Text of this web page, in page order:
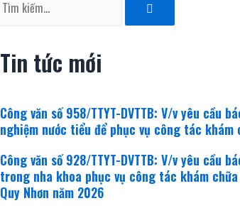
kiếm
Tin tức mới
Công văn số 958/TTYT-DVTTB: V/v yêu cầu
nghiệm nước tiểu để phục vụ công tác khám
Công văn số 928/TTYT-DVTTB: V/v yêu cầu
trong nha khoa phục vụ công tác khám
Quy Nhơn năm 2026